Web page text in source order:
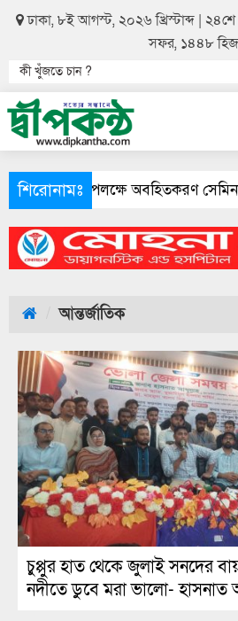
ঢাকা, ৮ই আগস্ট, ২০২৬ খ্রিস্টাব্দ | ২৪শে
সফর, ১৪৪৮
শিরোনামঃ
অবহিতকরণ সেমিনার অনুষ্ঠিত
আন্তর্জাতিক
চুপ্পুর হাত থেকে জুলাই সনদের
নদীতে ডুবে মরা ভালো- হাসনাত